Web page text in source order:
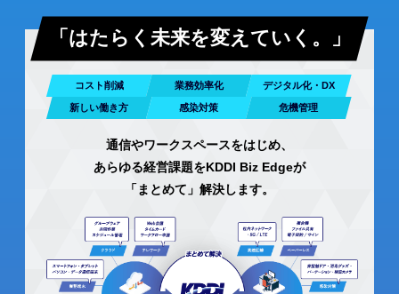
「はたらく未来を変えていく。」
コスト削減 業務効率化 デジタル化・DX
新しい働き方 感染対策 危機管理
通信やワークスペースをはじめ、
あらゆる経営課題をKDDI Biz Edgeが
「まとめて」解決します。